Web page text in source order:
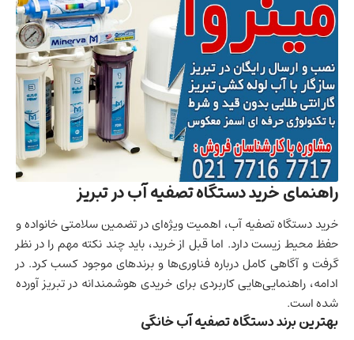
راهنمای خرید دستگاه تصفیه آب در تبریز
خرید دستگاه تصفیه آب، اهمیت ویژه‌ای در تضمین سلامتی خانواده و
حفظ محیط زیست دارد. اما قبل از خرید، باید چند نکته مهم را در نظر
گرفت و آگاهی کامل درباره فناوری‌ها و برندهای موجود کسب کرد. در
ادامه، راهنمایی‌هایی کاربردی برای خریدی هوشمندانه در تبریز آورده
شده است.
بهترین برند دستگاه تصفیه آب خانگی